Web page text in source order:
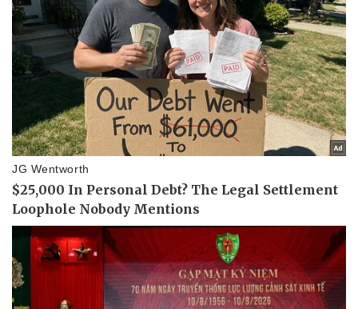
Dinh dưỡng - món ngon
Cây thuốc
Nhi khoa
Nam khoa
Làm đẹp - giảm cân
Phòng mạch online
Nhà đẹp
Blog
Tình yêu - Gia đình